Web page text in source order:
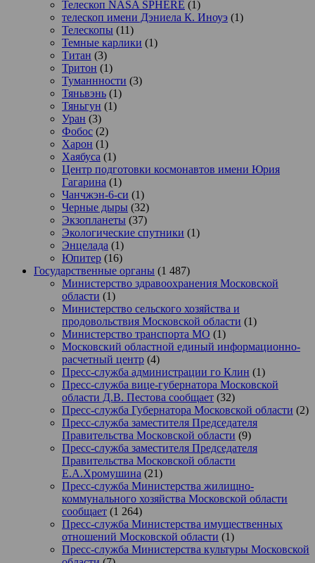
Телескоп NASA SPHERE (1)
телескоп имени Дэниела К. Иноуэ (1)
Телескопы (11)
Темные карлики (1)
Титан (3)
Тритон (1)
Туманнности (3)
Тяньвэнь (1)
Тяньгун (1)
Уран (3)
Фобос (2)
Харон (1)
Хаябуса (1)
Центр подготовки космонавтов имени Юрия
Гагарина (1)
Чанчжэн-6-си (1)
Черные дыры (32)
Экзопланеты (37)
Экологические спутники (1)
Энцелада (1)
Юпитер (16)
Государственные органы (1 487)
Министерство здравоохранения Московской
области (1)
Министерство сельского хозяйства и
продовольствия Московской области (1)
Министерство транспорта МО (1)
Московский областной единый информационно-
расчетный центр (4)
Пресс-служба администрации го Клин (1)
Пресс-служба вице-губернатора Московской
области Д.В. Пестова сообщает (32)
Пресс-служба Губернатора Московской области (2)
Пресс-служба заместителя Председателя
Правительства Московской области (9)
Пресс-служба заместителя Председателя
Правительства Московской области
Е.А.Хромушина (21)
Пресс-служба Министерства жилищно-
коммунального хозяйства Московской области
сообщает (1 264)
Пресс-служба Министерства имущественных
отношений Московской области (1)
Пресс-служба Министерства культуры Московской